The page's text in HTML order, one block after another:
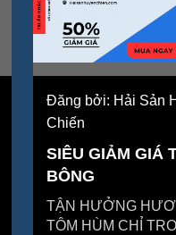
Đăng bởi: Hải Sản
Chiến
SIÊU GIẢM GIÁ
BÔNG
TẬN HƯỞNG
TÔM HÙM CHỈ